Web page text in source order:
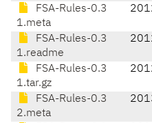
FSA-Rules-0.3
1.meta
FSA-Rules-0.3
1.readme
FSA-Rules-0.3
1.tar.gz
FSA-Rules-0.3
2.meta